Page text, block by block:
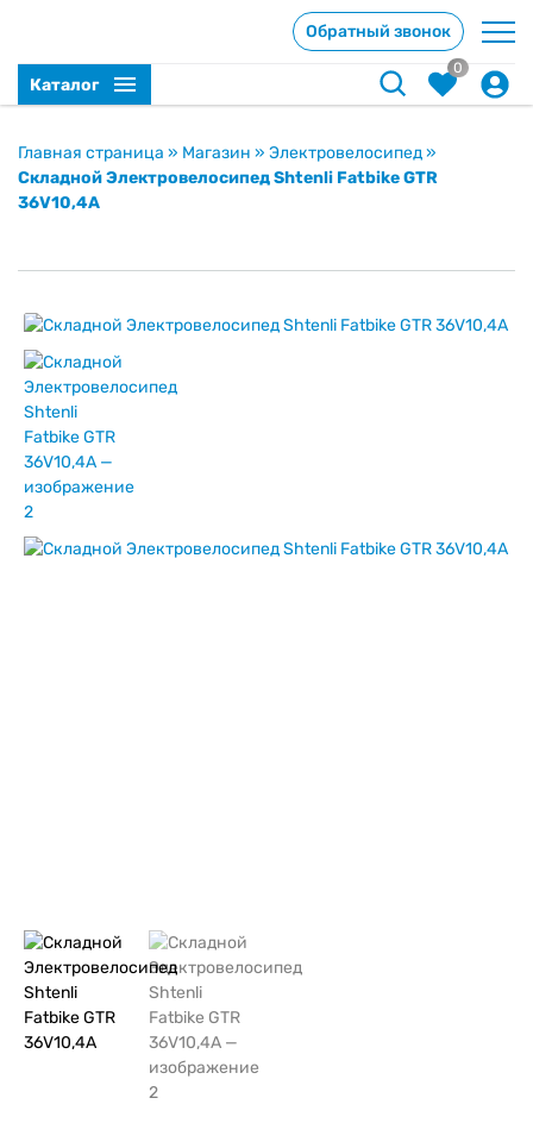
Обратный звонок
Каталог
0
Главная страница » Магазин » Электровелосипед»
Складной Электровелосипед Shtenli Fatbike GTR
36V10,4А